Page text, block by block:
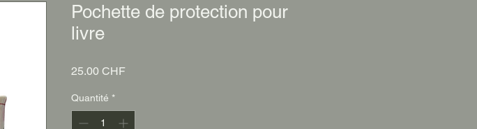
Pochette de protection pour
livre
25.00 CHFPrix
Quantité *